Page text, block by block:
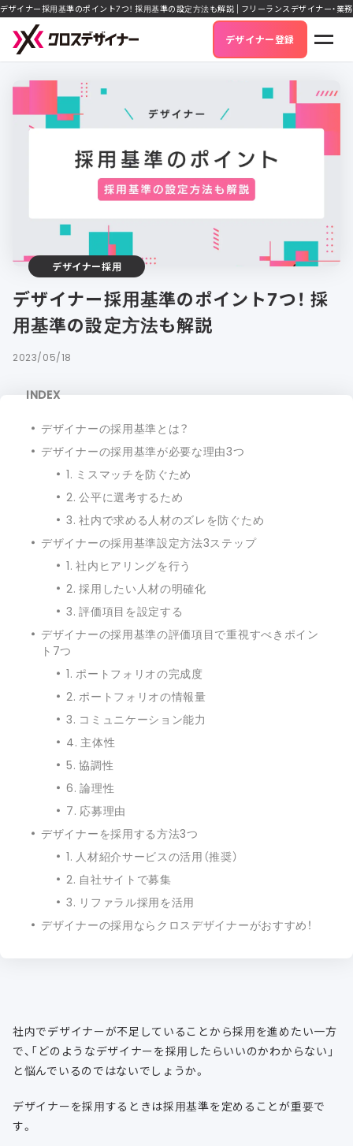
デザイナー採用基準のポイント7つ！ 採用基準の設定方法も解説 | フリーランスデザイナー・業
デザイナー登録
デザイナー採用
デザイナー採用基準のポイント7つ！ 採
用基準の設定方法も解説
2023/05/18
INDEX
デザイナーの採用基準とは？
デザイナーの採用基準が必要な理由3つ
1. ミスマッチを防ぐため
2. 公平に選考するため
3. 社内で求める人材のズレを防ぐため
デザイナーの採用基準設定方法3ステップ
1. 社内ヒアリングを行う
2. 採用したい人材の明確化
3. 評価項目を設定する
デザイナーの採用基準の評価項目で重視すべきポイン
ト7つ
1. ポートフォリオの完成度
2. ポートフォリオの情報量
3. コミュニケーション能力
4. 主体性
5. 協調性
6. 論理性
7. 応募理由
デザイナーを採用する方法3つ
1. 人材紹介サービスの活用（推奨）
2. 自社サイトで募集
3. リファラル採用を活用
デザイナーの採用ならクロスデザイナーがおすすめ！
社内でデザイナーが不足していることから採用を進めたい一方
で、「どのようなデザイナーを採用したらいいのかわからない」
と悩んでいるのではないでしょうか。
デザイナーを採用するときは採用基準を定めることが重要で
す。